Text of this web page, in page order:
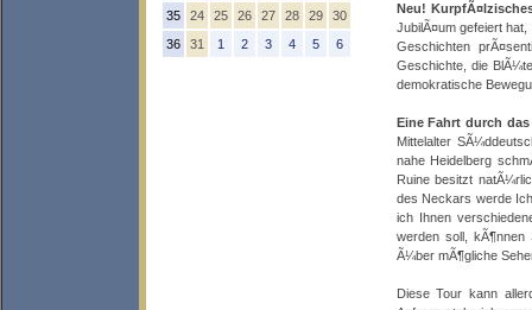
35
24 25 26 27 28 29
30
36
31 1 2 3 4 5 6
Neu!
JubilÃ¤um gefeiert
Geschichten
Geschichte, die
demokratische
Eine Fahrt durch das
Mittelalter
nahe Heidelberg
Ruine besitzt
des Neckars werde
ich Ihnen
werden soll,
Ã¼ber mÃ¶gliche
Diese Tour kann